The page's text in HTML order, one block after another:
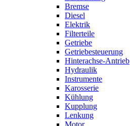
Bremse
Diesel
Elektrik
Filterteile
Getriebe
Getriebesteuerung
Hinterachse-Antrieb
Hydraulik
Instrumente
Karosserie
Kühlung
Kupplung
Lenkung
Motor